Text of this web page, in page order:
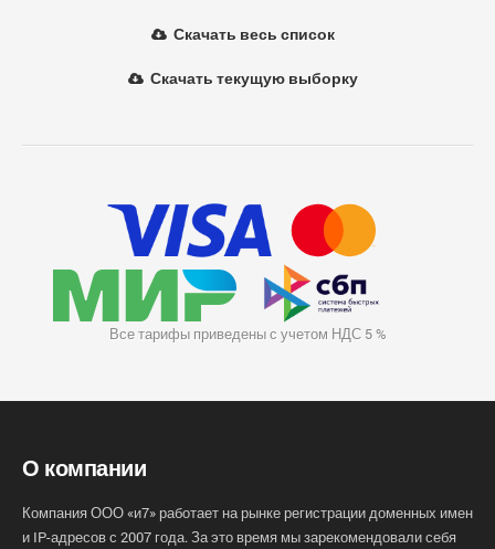
Скачать весь список
Скачать текущую выборку
Все тарифы приведены с учетом НДС 5 %
О компании
Компания ООО «и7» работает на рынке регистрации доменных имен
и IP-адресов с 2007 года. За это время мы зарекомендовали себя